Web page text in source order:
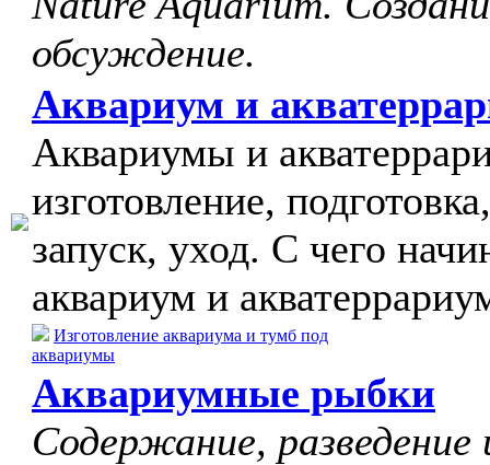
обсуждение.
Аквариум и
Аквариумы и
изготовление, подготовка,
запуск, уход. С чего
аквариум и
Изготовление аквариума и тумб под
аквариумы
Аквариумные рыбки
Содержание, разведение